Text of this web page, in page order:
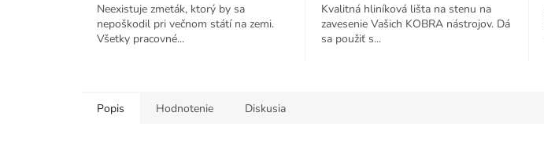
Neexistuje zmeták, ktorý by sa
nepoškodil pri večnom státí na zemi.
Všetky pracovné...
Kvalitná hliníková lišta na stenu na
zavesenie Vašich KOBRA nástrojov. Dá
sa použiť s...
Popis Hodnotenie Diskusia